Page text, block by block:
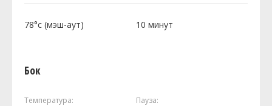
78°c (мэш-аут) 10 минут
Бок
Температура: Пауза: